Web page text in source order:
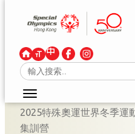
Search
for:
2025特殊奧運世界冬季運
集訓營